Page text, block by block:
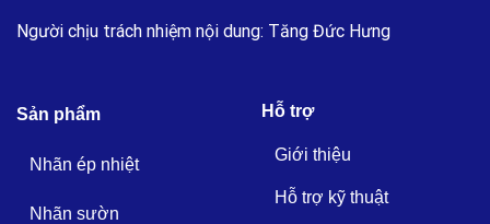
Người chịu trách nhiệm nội dung: Tăng Đức Hưng
Sản phẩm
Nhãn ép nhiệt
Nhãn sườn
Hỗ trợ
Giới thiệu
Hỗ trợ kỹ thuật